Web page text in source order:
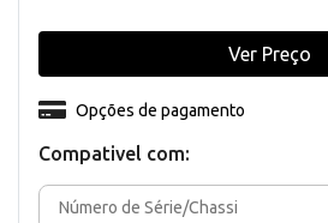
Compativel com:
Opções de pagamento
Ver Preço